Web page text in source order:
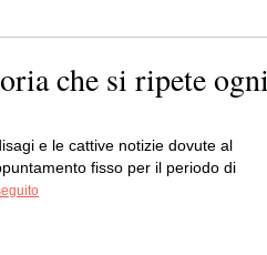
che si ripete
e le cattive notizie dovute al
fisso per il periodo di